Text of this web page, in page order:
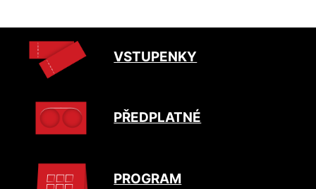
VSTUPENKY
PŘEDPLATNÉ
PROGRAM